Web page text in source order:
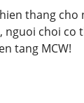
thang
choi co
tang MCW!